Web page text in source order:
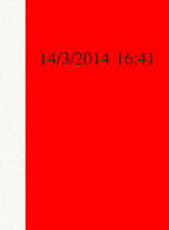
14/3/2014 16:41